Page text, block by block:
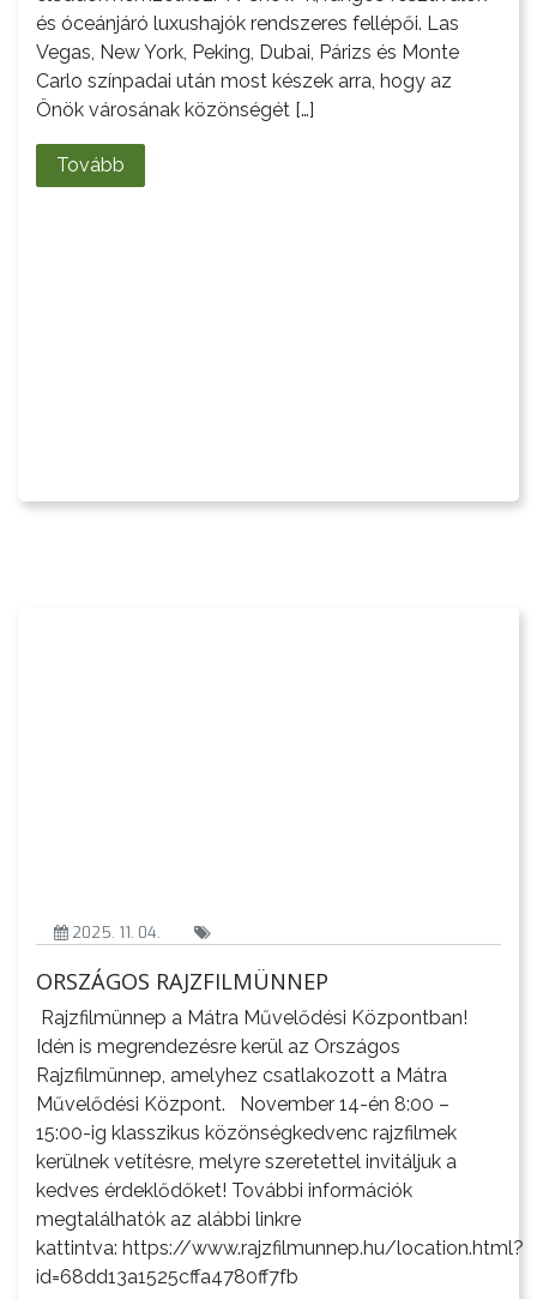
és óceánjáró luxushajók rendszeres fellépői. Las
Vegas, New York, Peking, Dubai, Párizs és Monte
Carlo színpadai után most készek arra, hogy az
Önök városának közönségét […]
Tovább
2025. 11. 04.
ORSZÁGOS RAJZFILMÜNNEP
Rajzfilmünnep a Mátra Művelődési Központban!
Idén is megrendezésre kerül az Országos
Rajzfilmünnep, amelyhez csatlakozott a Mátra
Művelődési Központ. November 14-én 8:00 –
15:00-ig klasszikus közönségkedvenc rajzfilmek
kerülnek vetítésre, melyre szeretettel invitáljuk a
kedves érdeklődőket! További információk
megtalálhatók az alábbi linkre
kattintva: https://www.rajzfilmunnep.hu/location.html?
id=68dd13a1525cffa4780ff7fb